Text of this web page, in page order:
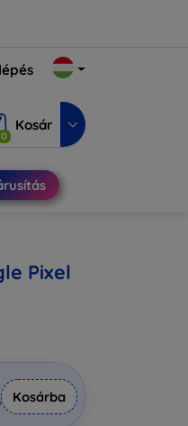
0
Kosár
Pixel
Kosárba